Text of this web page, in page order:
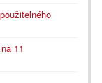
11